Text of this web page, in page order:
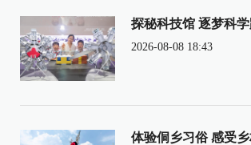
探秘科技馆 逐梦科
2026-08-08 18:43
体验侗乡习俗 感受